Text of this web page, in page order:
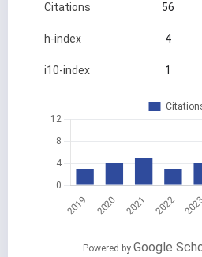
Citations 56
h-index 4
i10-index 1
Powered by Google